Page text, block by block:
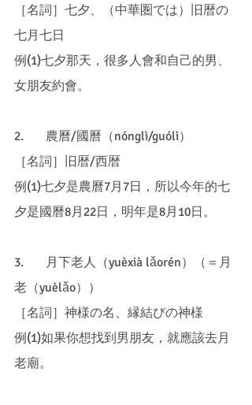
［名詞］七夕、（中華圏では）旧暦の
七月七日
例(1)七夕那天，很多人會和自己的男、
女朋友約會。
2.	農曆/國曆（nónglì/guólì）
［名詞］旧暦/西暦
例(1)七夕是農曆7月7日，所以今年的七
夕是國曆8月22日，明年是8月10日。
3.	月下老人（yuèxià lǎorén）（＝月
老（yuèlǎo））
［名詞］神様の名、縁結びの神様
例(1)如果你想找到男朋友，就應該去月
老廟。